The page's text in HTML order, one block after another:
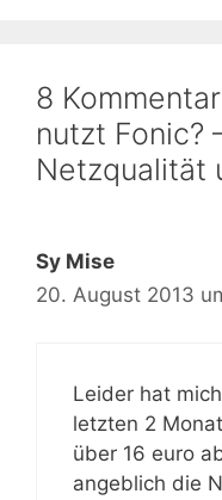
8
nutzt Fonic?
Netzqualität
Sy Mise
20. August 2013
Leider hat
letzten 2
über 16 euro
angeblich die